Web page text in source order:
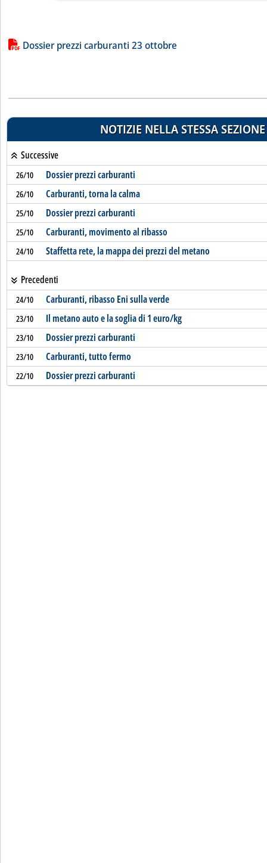
Lista allegati PDF alla notizia
Dossier prezzi carburanti 23 ottobre
NOTIZIE NELLA STESSA SEZIONE
Successive
26/10 Dossier prezzi carburanti
26/10 Carburanti, torna la calma
25/10 Dossier prezzi carburanti
25/10 Carburanti, movimento al ribasso
24/10 Staffetta rete, la mappa dei prezzi del metano
Precedenti
24/10 Carburanti, ribasso Eni sulla verde
23/10 Il metano auto e la soglia di 1 euro/kg
23/10 Dossier prezzi carburanti
23/10 Carburanti, tutto fermo
22/10 Dossier prezzi carburanti